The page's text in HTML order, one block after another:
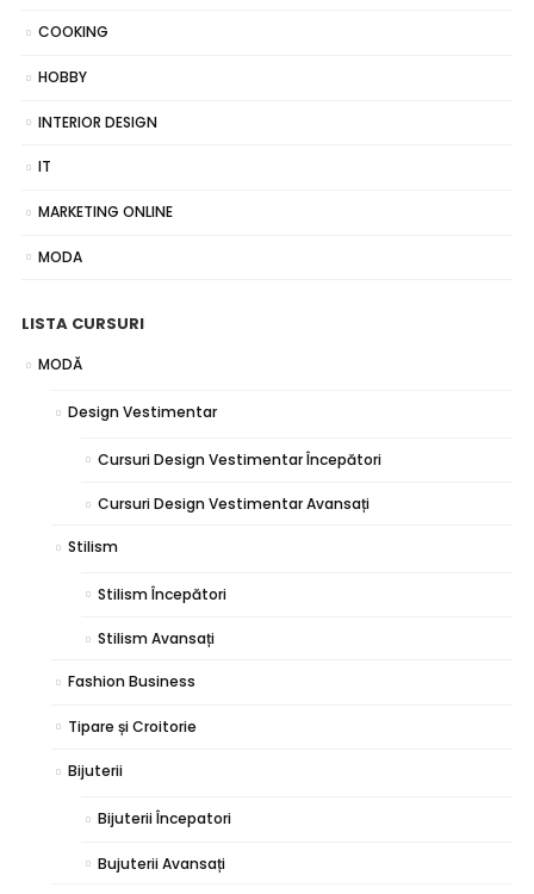
COOKING
HOBBY
INTERIOR DESIGN
IT
MARKETING ONLINE
MODA
LISTA CURSURI
MODĂ
Design Vestimentar
Cursuri Design Vestimentar Începători
Cursuri Design Vestimentar Avansați
Stilism
Stilism Începători
Stilism Avansați
Fashion Business
Tipare și Croitorie
Bijuterii
Bijuterii Începatori
Bujuterii Avansați